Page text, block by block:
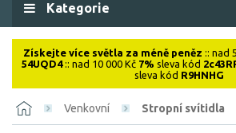
Kategorie
Získejte více světla za méně peněz :: nad
54UQD4:: nad 10 000 Kč 7% sleva kód
sleva kód R9HNHG
Venkovní Stropní svítidla